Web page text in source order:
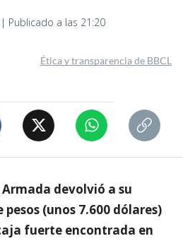
Publicado a las 21:20
Ética y transparencia de BBCL
devolvió a su
(unos 7.600 dólares)
fuerte encontrada en